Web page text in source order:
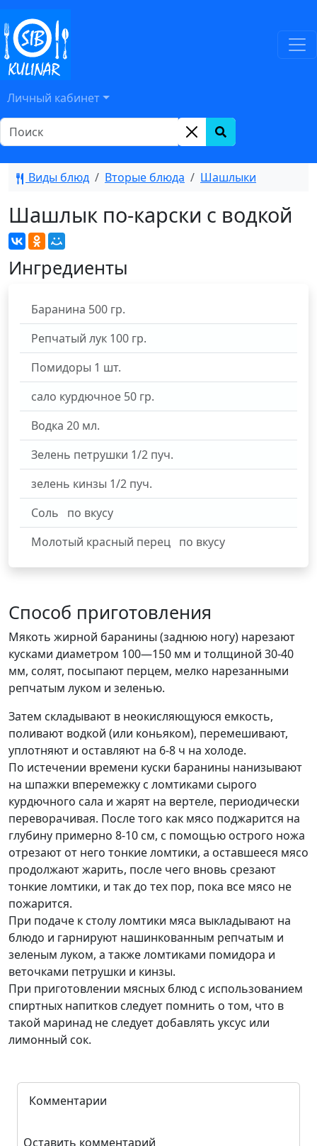
Личный кабинет
Виды блюд Вторые блюда Шашлыки
Шашлык по-карски с водкой
Ингредиенты
Баранина 500 гр.
Репчатый лук 100 гр.
Помидоры 1 шт.
сало курдючное 50 гр.
Водка 20 мл.
Зелень петрушки 1/2 пуч.
зелень кинзы 1/2 пуч.
Соль
по вкусу
Молотый красный перец по вкусу
Способ приготовления
Мякоть жирной баранины (заднюю ногу) нарезают
кусками диаметром 100—150 мм и толщиной 30-40
мм, солят, посыпают перцем, мелко нарезанными
репчатым луком и зеленью.
Затем складывают в неокисляющуюся емкость,
поливают водкой (или коньяком), перемешивают,
уплотняют и оставляют на 6-8 ч на холоде.
По истечении времени куски баранины нанизывают
на шпажки вперемежку с ломтиками сырого
курдючного сала и жарят на вертеле, периодически
переворачивая. После того как мясо поджарится на
глубину примерно 8-10 см, с помощью острого ножа
отрезают от него тонкие ломтики, а оставшееся мясо
продолжают жарить, после чего вновь срезают
тонкие ломтики, и так до тех пор, пока все мясо не
пожарится.
При подаче к столу ломтики мяса выкладывают на
блюдо и гарнируют нашинкованным репчатым и
зеленым луком, а также ломтиками помидора и
веточками петрушки и кинзы.
При приготовлении мясных блюд с использованием
спиртных напитков следует помнить о том, что в
такой маринад не следует добавлять уксус или
лимонный сок.
Комментарии
Оставить комментарий